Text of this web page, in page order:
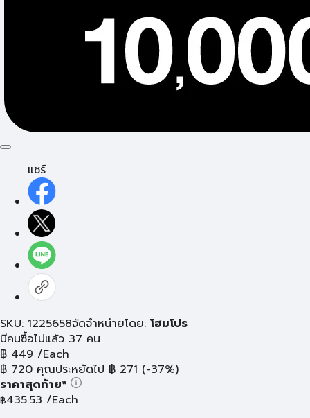
แชร์
SKU: 1225658จัดจำหน่ายโดย: โฮมโปร
มีคนซื้อไปแล้ว 37 คน
฿ 449 /Each
฿ 720 คุณประหยัดไป ฿ 271 (-37%)
ราคาสุดท้าย*
฿435.53 /Each